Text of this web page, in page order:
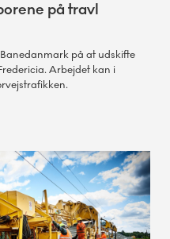
på travl
på at udskifte
Arbejdet kan i